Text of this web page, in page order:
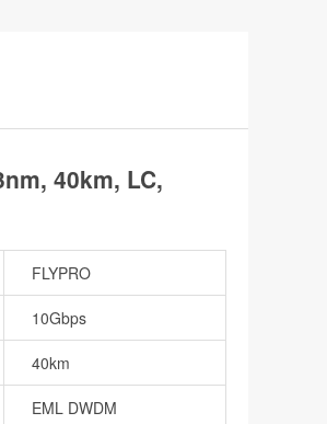
40km, LC,
FLYPRO
10Gbps
40km
EML DWDM